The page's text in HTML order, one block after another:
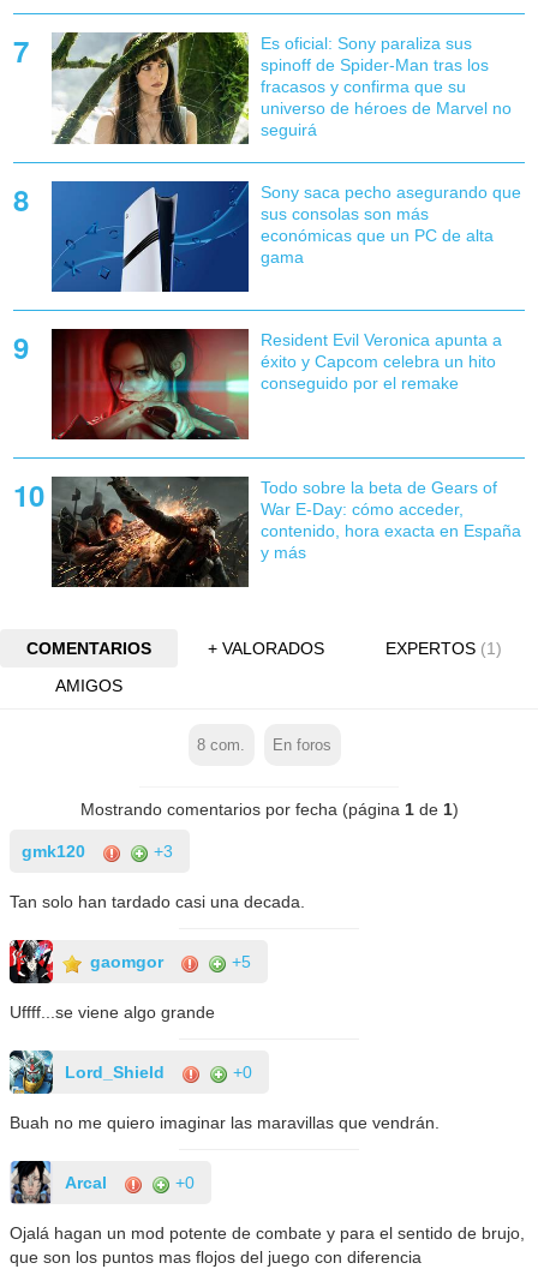
Es oficial: Sony paraliza sus
spinoff de Spider-Man tras los
fracasos y confirma que su
universo de héroes de Marvel no
seguirá
Sony saca pecho asegurando que
sus consolas son más
económicas que un PC de alta
gama
Resident Evil Veronica apunta a
éxito y Capcom celebra un hito
conseguido por el remake
Todo sobre la beta de Gears of
War E-Day: cómo acceder,
contenido, hora exacta en España
y más
COMENTARIOS + VALORADOS EXPERTOS (1)
AMIGOS
8 com. En foros
Mostrando comentarios por fecha (página 1de 1)
gmk120 +3
Tan solo han tardado casi una decada.
gaomgor +5
Uffff...se viene algo grande
Lord_Shield +0
Buah no me quiero imaginar las maravillas que vendrán.
Arcal +0
Ojalá hagan un mod potente de combate y para el sentido de brujo,
que son los puntos mas flojos del juego con diferencia